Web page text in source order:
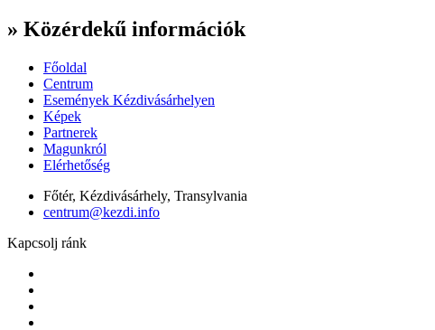
» Közérdekű információk
Főoldal
Centrum
Események Kézdivásárhelyen
Képek
Partnerek
Magunkról
Elérhetőség
Főtér, Kézdivásárhely, Transylvania
centrum@kezdi.info
Kapcsolj ránk